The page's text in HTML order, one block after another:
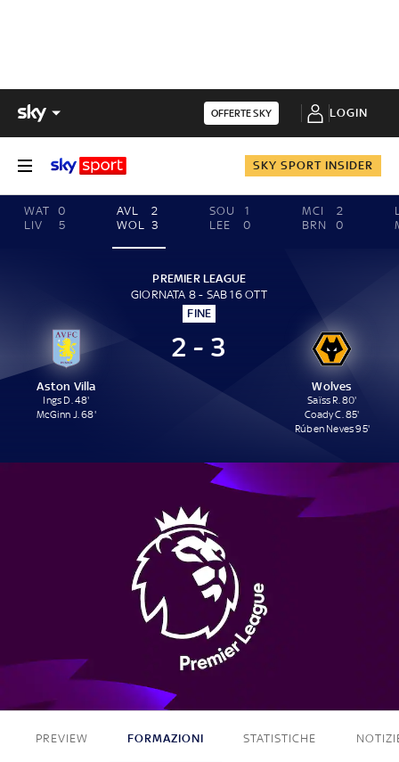
OFFERTE SKY LOGIN
SKY SPORT INSIDER
WAT
0
LIV
5
AVL
2
WOL
3
SOU
1
LEE
0
MCI
2
BRN
0
PREMIER LEAGUE
GIORNATA 8 - SAB 16 OTT
FINE
Aston Villa
Ings D. 48'
McGinn J. 68'
2 - 3
Wolves
Saïss R. 80'
Coady C. 85'
Rúben Neves 95'
2 - 3
PREVIEW FORMAZIONI STATISTICHE